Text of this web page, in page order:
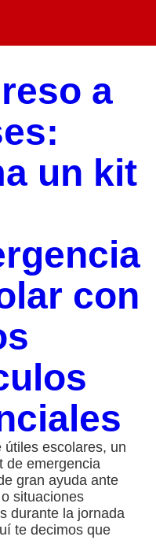
a
un kit
con
útiles escolares, un
de emergencia
gran ayuda ante
situaciones
durante la jornada
te decimos que